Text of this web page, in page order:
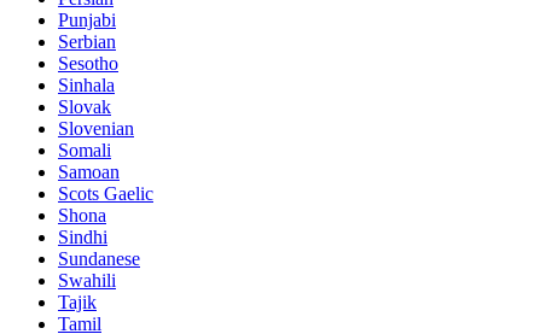
Punjabi
Serbian
Sesotho
Sinhala
Slovak
Slovenian
Somali
Samoan
Scots Gaelic
Shona
Sindhi
Sundanese
Swahili
Tajik
Tamil